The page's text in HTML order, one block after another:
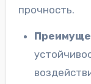
прочность.